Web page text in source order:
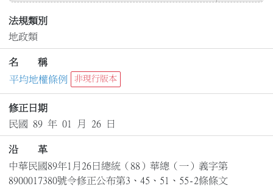
法規類別
地政類
名 稱
平均地權條例
非現行版本
修正日期
民國 89 年 01 月 26 日
沿 革
中華民國89年1月26日總統（88）華總（一）義字第
8900017380號令修正公布第3、45、51、55-2條條文